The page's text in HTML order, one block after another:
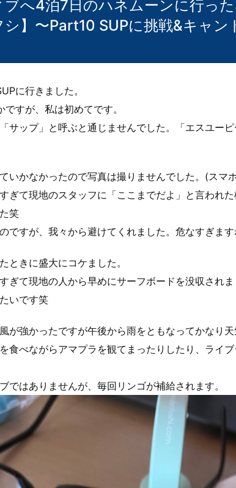
ブへ4泊7日のハネムーンに行っ
シ】〜Part10 SUPに挑戦&キャン
に行きました。
すが、私は初めてです。
サップ」と呼ぶと通じませんでした。「エスユー
いかなかったので写真は撮りませんでした。(スマ
ぎて現地のスタッフに「ここまでだよ」と言われ
笑
ですが、我々から避けてくれました。危なすぎま
ときに盛大にコケました。
ぎて現地の人から早めにサーフボードを没収され
いです笑
が強かったですが午後から雨をともなってかなり天
食べながらアマプラを観てまったりしたり、ライ
ではありませんが、毎回リンゴが補給されます。